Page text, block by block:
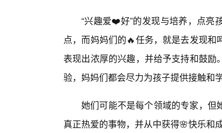
“兴趣爱❤️好”的发现与培养，点亮
点，而妈妈们的🔥任务，就是去发现
表现出浓厚的兴趣，并给予支持和鼓
验，妈妈们都会尽力为孩子提供接触和
她们可能不是每个领域的专家，但
真正热爱的事物，并从中获得🌸快乐和